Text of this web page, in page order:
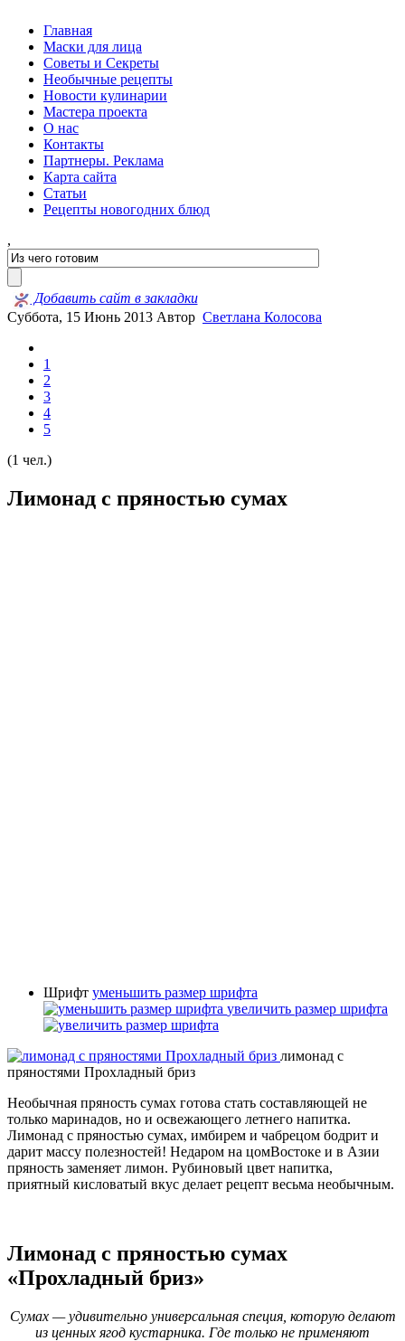
Главная
Маски для лица
Советы и Секреты
Необычные рецепты
Новости кулинарии
Мастера проекта
О нас
Контакты
Партнеры. Реклама
Карта сайта
Статьи
Рецепты новогодних блюд
,
Добавить сайт в закладки
Суббота, 15 Июнь 2013 Автор Светлана Колосова
1
2
3
4
5
(1 чел.)
Лимонад с пряностью сумах
Шрифт уменьшить размер шрифта
увеличить размер шрифта
лимонад с
пряностями Прохладный бриз
Необычная пряность сумах готова стать составляющей не
только маринадов, но и освежающего летнего напитка.
Лимонад с пряностью сумах, имбирем и чабрецом бодрит и
дарит массу полезностей! Недаром на цомВостоке и в Азии
пряность заменяет лимон. Рубиновый цвет напитка,
приятный кисловатый вкус делает рецепт весьма необычным.
Лимонад с пряностью сумах
«Прохладный бриз»
Сумах — удивительно универсальная специя, которую делают
из ценных ягод кустарника. Где только не применяют